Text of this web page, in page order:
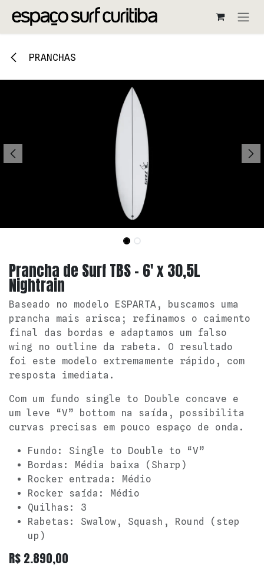
Pular para o conteúdo
PRANCHAS
Prancha de Surf TBS - 6' x 30,5L
Nightrain
Baseado no modelo ESPARTA, buscamos uma
prancha mais arisca; refinamos o caimento
final das bordas e adaptamos um falso
wing no outline da rabeta. O resultado
foi este modelo extremamente rápido, com
resposta imediata.
Com um fundo single to Double concave e
um leve “V” bottom na saída, possibilita
curvas precisas em pouco espaço de onda.
Fundo: Single to Double to “V”
Bordas: Média baixa (Sharp)
Rocker entrada: Médio
Rocker saída: Médio
Quilhas: 3
Rabetas: Swalow, Squash, Round (step
up)
R$2.890,00